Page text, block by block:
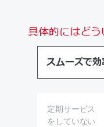
具体的にはど
定期サービス
をしていない